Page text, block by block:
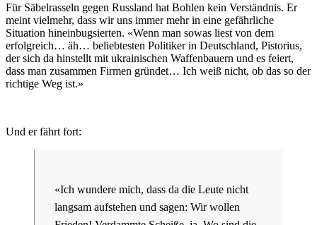
Für Säbelrasseln gegen Russland hat Bohlen kein Verständnis. Er
meint vielmehr, dass wir uns immer mehr in eine gefährliche
Situation hineinbugsierten. «Wenn man sowas liest von dem
erfolgreich… äh… beliebtesten Politiker in Deutschland, Pistorius,
der sich da hinstellt mit ukrainischen Waffenbauern und es feiert,
dass man zusammen Firmen gründet… Ich weiß nicht, ob das so der
richtige Weg ist.»
Und er fährt fort:
«Ich wundere mich, dass da die Leute nicht
langsam aufstehen und sagen: Wir wollen